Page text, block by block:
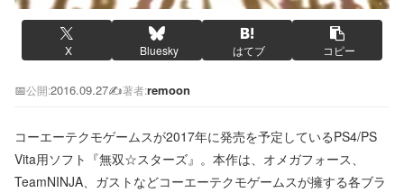
X Bluesky はてブ コピー
📅公開:2016.09.27✍️著者:remoon
コーエーテクモゲームスが2017年に発売を予定しているPS4/PS
Vita用ソフト『無双☆スターズ』。本作は、オメガフォース、
TeamNINJA、ガストなどコーエーテクモゲームスが擁する各ブラ